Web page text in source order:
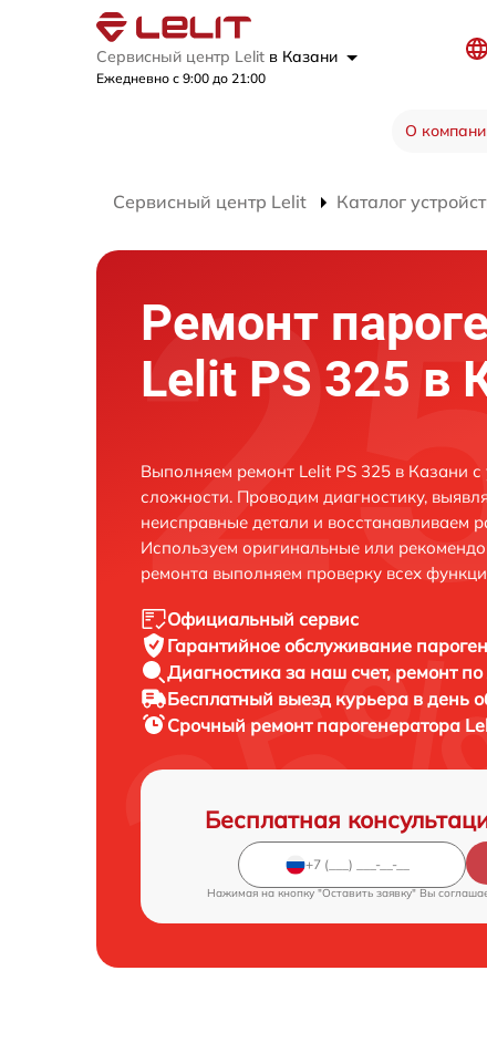
Сервисный центр Lelit в Казани
Ежедневно с 9:00 до 21:00
О
Сервисный центр Lelit Каталог
Ремонт
Lelit PS 325 в
Выполняем ремонт Lelit PS 325 в Казани
сложности. Проводим диагностику,
неисправные детали и восстанавливаем
Используем оригинальные или
ремонта выполняем проверку всех
Официальный сервис
Гарантийное обслуживание
Диагностика за наш счет, ремонт
Бесплатный выезд курьера в день
Срочный ремонт парогенератора
Бесплатная
Нажимая на кнопку "Оставить заявку" Вы